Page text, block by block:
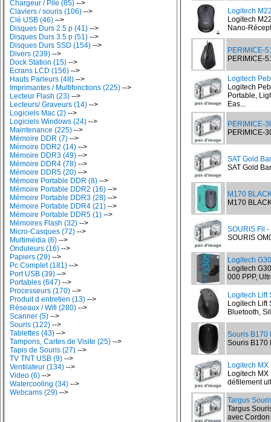
Chargeur / Pile (85) -->
Claviers / souris (106) -->
Clé USB (46) -->
Disques Durs 2.5 p (41) -->
Disques Durs 3.5 p (51) -->
Disques Durs SSD (154) -->
Divers (239) -->
Dock Station (15) -->
Ecrans LCD (156) -->
Hauts Parleurs (48) -->
Imprimantes / Multifonctions (225) -->
Lecteur Flash (23) -->
Lecteurs/ Graveurs (14) -->
Logiciels Mac (2) -->
Logiciels Windows (24) -->
Maintenance (225) -->
Mémoire DDR (7) -->
Mémoire DDR2 (14) -->
Mémoire DDR3 (49) -->
Mémoire DDR4 (78) -->
Mémoire DDR5 (20) -->
Mémoire Portable DDR (8) -->
Mémoire Portable DDR2 (16) -->
Mémoire Portable DDR3 (28) -->
Mémoire Portable DDR4 (21) -->
Mémoire Portable DDR5 (1) -->
Mémoires Flash (32) -->
Micro-Casques (72) -->
Multimédia (6) -->
Onduleurs (16) -->
Papiers (29) -->
Pc Complet (181) -->
Port USB (39) -->
Portables (647) -->
Processeurs (170) -->
Produit d entretien (13) -->
Réseaux / Wifi (280) -->
Scanner (5) -->
Souris (122) -->
Tablettes (43) -->
Tampons, Cartes de Visite (25) -->
Tapis de Souris (27) -->
TV TNT USB (9) -->
Ventilateur (134) -->
Video (6) -->
Watercooling (34) -->
Webcams (29) -->
Logitech
Logitech
Nano-
PERIMICE-
PERIMICE-
Logitech
Logitech
Portable,
Eas...
PERIMICE-
PERIMICE-
SAT Gold
SAT Gold
M170
M170
SOURIS Fil
SOURIS
Logitech
Logitech
000 PPP,
Logitech Lift
Logitech Lift
Bluetooth,
Souris B170
Souris B170
Logitech MX
Logitech
défilement
Targus
Targus
avec